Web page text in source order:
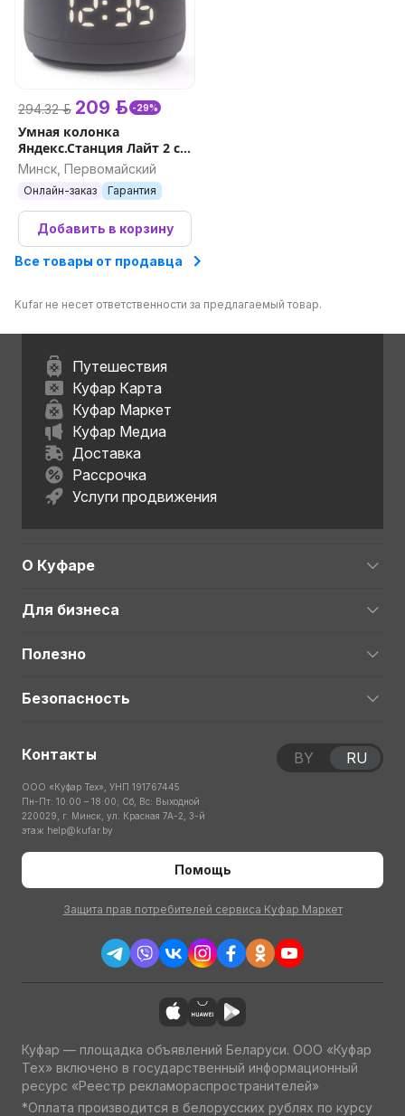
294.32 р. 209 р. -29%
Умная колонка
Яндекс.Станция Лайт 2 с
часами (графитовый)
Минск, Первомайский
Онлайн-заказ Гарантия
Добавить в корзину
Все товары от продавца
Kufar не несет ответственности за предлагаемый товар.
Путешествия
Куфар Карта
Куфар Маркет
Куфар Медиа
Доставка
Рассрочка
Услуги продвижения
О Куфаре
Для бизнеса
Полезно
Безопасность
Контакты
ООО «Куфар Тех», УНП 191767445
Пн-Пт: 10:00 – 18:00; Сб, Вс: Выходной
220029, г. Минск, ул. Красная 7А-2, 3-й
этаж help@kufar.by
Помощь
Защита прав потребителей сервиса Куфар Маркет
BY RU
Куфар — площадка объявлений Беларуси. ООО «Куфар
Тех» включено в государственный информационный
ресурс «Реестр рекламораспространителей»
*Оплата производится в белорусских рублях по курсу